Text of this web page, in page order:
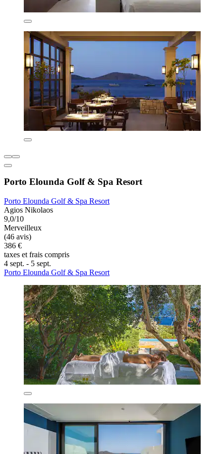
Porto Elounda Golf & Spa Resort
Porto Elounda Golf & Spa Resort
Agios Nikolaos
9,0/10
Merveilleux
(46 avis)
386 €
taxes et frais compris
4 sept. - 5 sept.
Porto Elounda Golf & Spa Resort